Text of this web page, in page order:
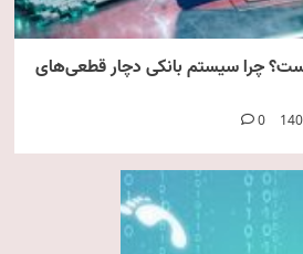
چرا سیستم بانکی دچار قطعی‌های
0